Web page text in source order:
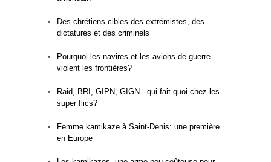
Des chrétiens cibles des extrémistes, des
dictatures et des criminels
Pourquoi les navires et les avions de guerre
violent les frontières?
Raid, BRI, GIPN, GIGN.. qui fait quoi chez les
super flics?
Femme kamikaze à Saint-Denis: une première
en Europe